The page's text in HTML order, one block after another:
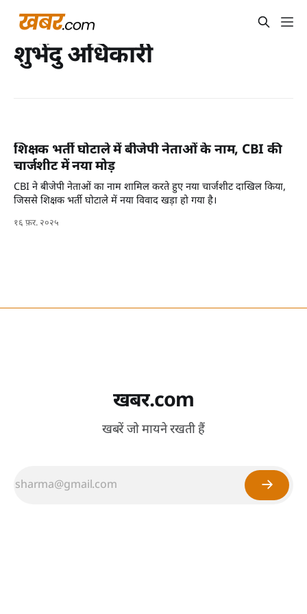
शुभेंदु अधिकारी
शिक्षक भर्ती घोटाले में बीजेपी नेताओं के नाम, CBI की
चार्जशीट में नया मोड़
CBI ने बीजेपी नेताओं का नाम शामिल करते हुए नया चार्जशीट दाखिल किया,
जिससे शिक्षक भर्ती घोटाले में नया विवाद खड़ा हो गया है।
१६ फ़र. २०२५
खबर.com
खबरें जो मायने रखती हैं